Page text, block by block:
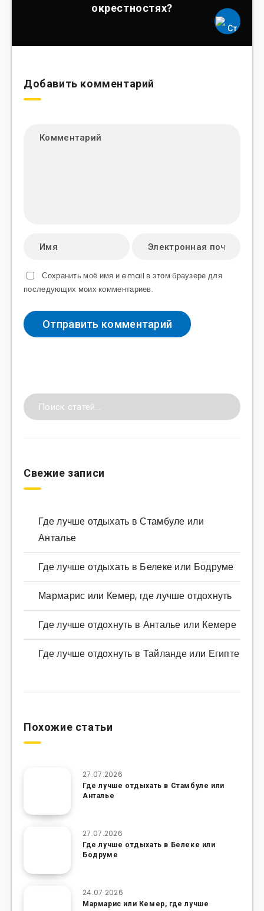
окрестностях?
Добавить комментарий
Сохранить моё имя и email в этом браузере для
последующих моих комментариев.
Свежие записи
Где лучше отдыхать в Стамбуле или
Анталье
Где лучше отдыхать в Белеке или Бодруме
Мармарис или Кемер, где лучше отдохнуть
Где лучше отдохнуть в Анталье или Кемере
Где лучше отдохнуть в Тайланде или Египте
Похожие статьи
27.07.2026
Где лучше отдыхать в Стамбуле или
Анталье
27.07.2026
Где лучше отдыхать в Белеке или
Бодруме
24.07.2026
Мармарис или Кемер, где лучше